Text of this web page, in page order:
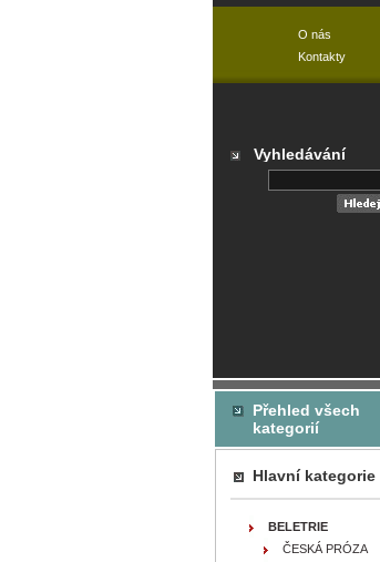
Přehled všech
kategorií
Hlavní kategorie
BELETRIE
ČESKÁ PRÓZA
O nás
Kontakty
Vyhledávání